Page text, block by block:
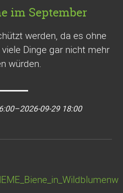
im September
werden, da es ohne
Dinge gar nicht mehr
würden.
09-29 18:00